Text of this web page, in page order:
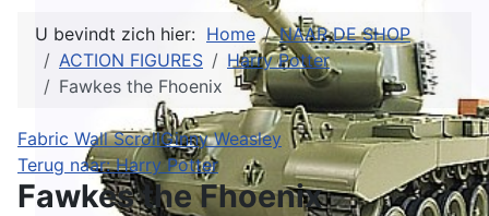
U bevindt zich hier: Home
NAAR DE SHOP
ACTION FIGURES
Harry Potter
Fawkes the Fhoenix
Fabric Wall ScrollGinny Weasley
Terug naar: Harry Potter
Fawkes the Fhoenix